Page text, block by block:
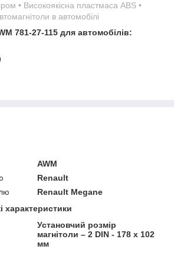
• Високоякісна пластмаса ABS •
в автомобілі
781-27-115 для автомобілів:
AWM
Renault
Renault Megane
характеристики
Установчий розмір
магнітоли – 2 DIN - 178 x 102
мм